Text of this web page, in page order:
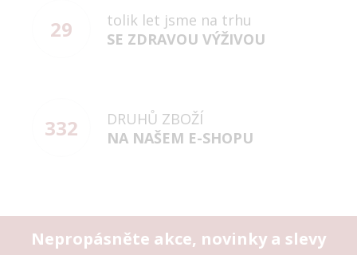
29
tolik let jsme na trhu
SE ZDRAVOU VÝŽIVOU
332
DRUHŮ ZBOŽÍ
NA NAŠEM E-SHOPU
Nepropásněte akce, novinky a slevy